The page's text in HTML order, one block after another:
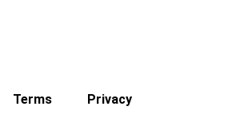
Terms Privacy